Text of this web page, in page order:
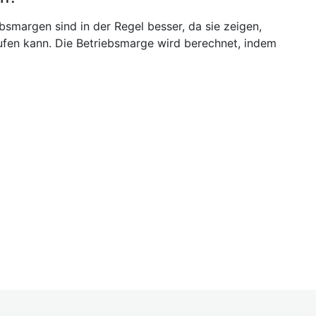
sind in der Regel besser, da sie zeigen,
kann. Die Betriebsmarge wird berechnet, indem